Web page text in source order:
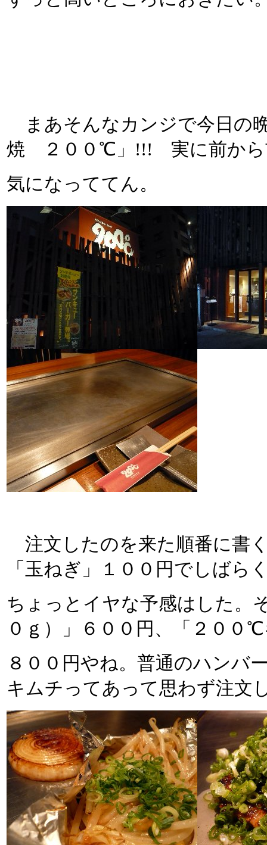
まあそんなカンジで今日の
焼 ２００℃」!!! 実に前から
気になっててん。
注文したのを来た順番に書
「玉ねぎ」１００円でしばら
ちょっとイヤな予感はした。
０ｇ）」６００円、「２００
８００円やね。普通のハンバ
キムチってあって思わず注文